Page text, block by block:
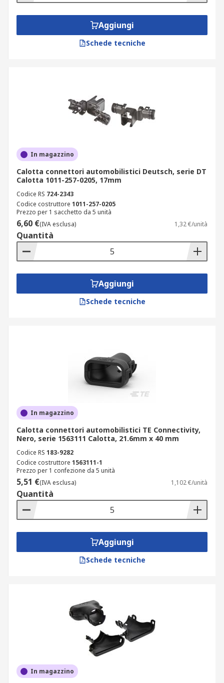
Aggiungi
Schede tecniche
In magazzino
Calotta connettori automobilistici Deutsch, serie DT
Calotta 1011-257-0205, 17mm
Codice RS 724-2343
Codice costruttore 1011-257-0205
Prezzo per 1 sacchetto da 5 unità
6,60 €(IVA esclusa) 1,32 €/unità
Quantità
Aggiungi
Schede tecniche
In magazzino
Calotta connettori automobilistici TE Connectivity,
Nero, serie 1563111 Calotta, 21.6mm x 40 mm
Codice RS 183-9282
Codice costruttore 1563111-1
Prezzo per 1 confezione da 5 unità
5,51 €(IVA esclusa) 1,102 €/unità
Quantità
Aggiungi
Schede tecniche
In magazzino